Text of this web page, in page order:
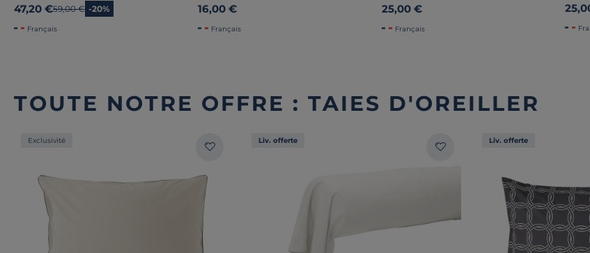
47,20 €Ancien prix
59,00 € -20%
Français
16,00 €
Français
25,00 €
Français
TOUTE NOTRE OFFRE : TAIES D'OREILLER
Exclusivité Liv. offerte Liv. offerte